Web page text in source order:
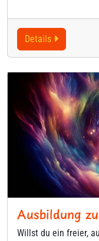
Details
Ausbildung
Willst du ein freier,